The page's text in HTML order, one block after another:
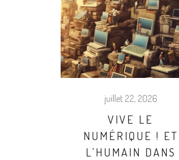
juillet 22, 2026
VIVE LE
NUMÉRIQUE ! ET
L’HUMAIN DANS